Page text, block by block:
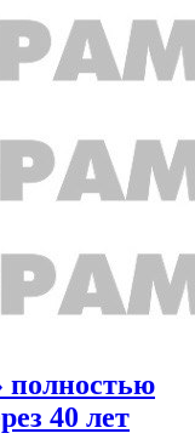
полностью
40 лет